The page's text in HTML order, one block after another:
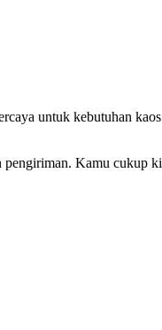
untuk kebutuhan
Kamu cukup